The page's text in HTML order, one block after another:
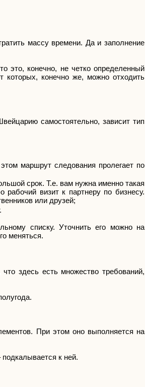
массу времени. Да и заполнение
это, конечно, не четко определенный
которых, конечно же, можно отходить
самостоятельно, зависит тип
маршрут следования пролегает по
срок. Т.е. вам нужна именно такая
визит к партнеру по бизнесу.
или друзей;
списку. Уточнить его можно на
меняться.
здесь есть множество требований,
При этом оно выполняется на
подкалывается к ней.